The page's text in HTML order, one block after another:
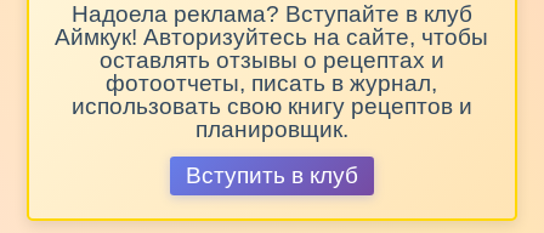
Надоела реклама? Вступайте в клуб
Аймкук! Авторизуйтесь на сайте, чтобы
оставлять отзывы о рецептах и
фотоотчеты, писать в журнал,
использовать свою книгу рецептов и
планировщик.
Вступить в клуб